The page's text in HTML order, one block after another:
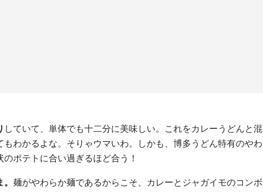
していて、単体でも十二分に美味しい。これをカレーうどんと混
わかるよな。そりゃウマいわ。しかも、博多うどん特有のやわ
のポテトに合い過ぎるほど合う！
麺がやわらか麺であるからこそ、カレーとジャガイモのコンボ